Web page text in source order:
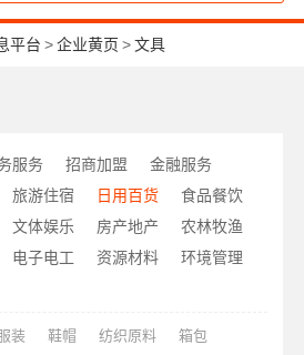
平台 >企业黄页 >文具
服务 招商加盟
金融服务
旅游住宿 日用百货
食品餐饮
文体娱乐 房产地产
农林牧渔
电子电工 资源材料
环境管理
装 鞋帽 纺织原料
箱包